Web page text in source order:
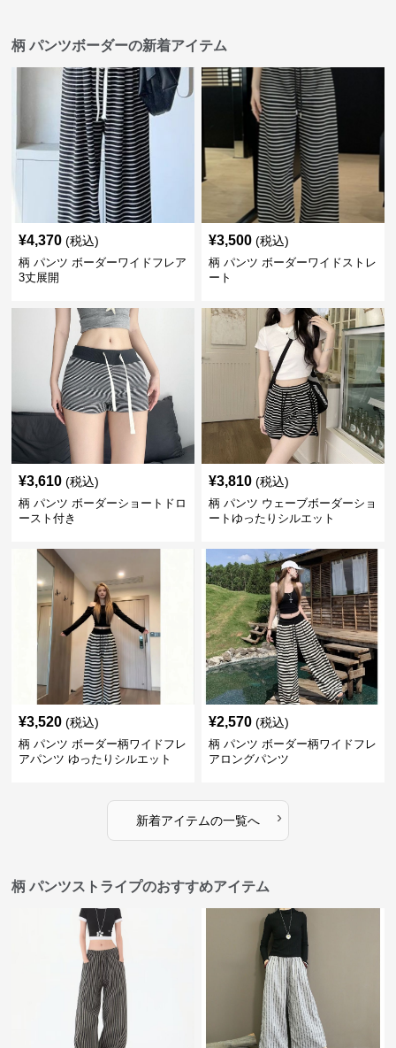
柄 パンツボーダーの新着アイテム
¥4,370 (税込)
柄 パンツ ボーダーワイドフレア
3丈展開
¥3,500 (税込)
柄 パンツ ボーダーワイドストレ
ート
¥3,610 (税込)
柄 パンツ ボーダーショートドロ
ースト付き
¥3,810 (税込)
柄 パンツ ウェーブボーダーショ
ートゆったりシルエット
¥3,520 (税込)
柄 パンツ ボーダー柄ワイドフレ
アパンツ ゆったりシルエット
¥2,570 (税込)
柄 パンツ ボーダー柄ワイドフレ
アロングパンツ
新着アイテムの一覧へ ›
柄 パンツストライプのおすすめアイテム